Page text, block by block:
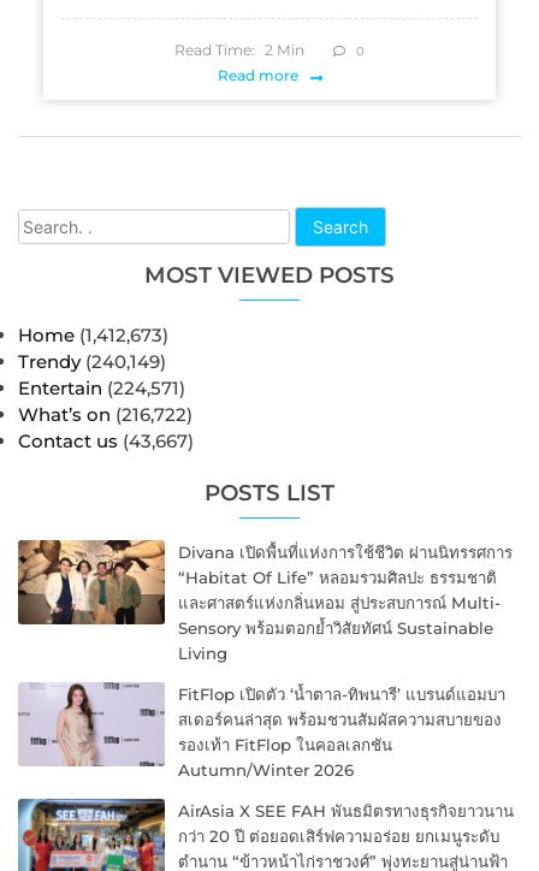
Search
MOST VIEWED POSTS
Home (1,412,673)
Trendy (240,149)
Entertain (224,571)
What’s on (216,722)
Contact us (43,667)
POSTS LIST
Divana เปิดพื้นที่แห่งการใช้ชีวิต ผ่านนิทรรศการ
“Habitat Of Life” หลอมรวมศิลปะ ธรรมชาติ
และศาสตร์แห่งกลิ่นหอม สู่ประสบการณ์ Multi-
Sensory พร้อมตอกย้ำวิสัยทัศน์ Sustainable
Living
FitFlop เปิดตัว ‘น้ำตาล-ทิพนารี’ แบรนด์แอมบา
สเดอร์คนล่าสุด พร้อมชวนสัมผัสความสบายของ
รองเท้า FitFlop ในคอลเลกชัน
Autumn/Winter 2026
AirAsia X SEE FAH พันธมิตรทางธุรกิจยาวนาน
กว่า 20 ปี ต่อยอดเสิร์ฟความอร่อย ยกเมนูระดับ
ตำนาน “ข้าวหน้าไก่ราชวงศ์” พุ่งทะยานสู่น่านฟ้า
Read Time: 2 Min 0
Read more